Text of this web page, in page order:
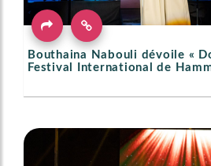
Bouthaina Nabouli dévoile «
Festival International de